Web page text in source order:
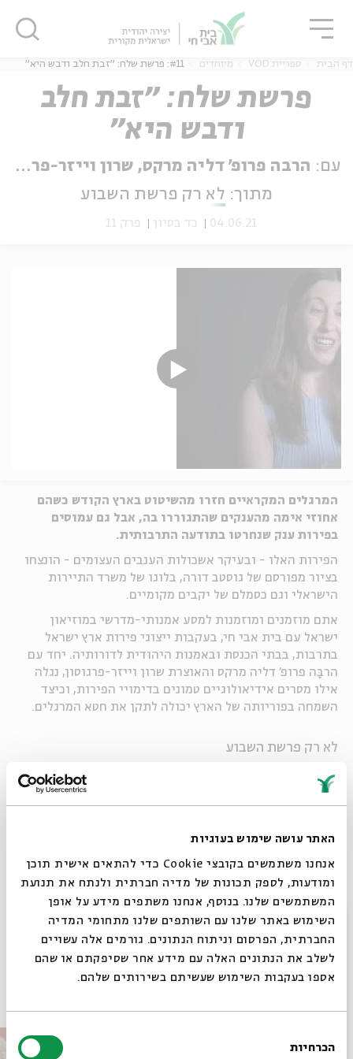
האתר עושה שימוש בעוגיות
אנחנו משתמשים בקובצי Cookie כדי להתאים אישית תוכן
ומודעות, לספק תכונות של מדיה חברתית ולנתח את תנועת
המשתמשים שלנו. בנוסף, אנחנו משתפים מידע על אופן
השימוש באתר שלנו עם השותפים שלנו מתחומי המדיה
החברתית, הפרסום וניתוח הנתונים. גורמים אלה עשויים
לשלב את הנתונים האלה עם מידע אחר שסיפקתם או שהם
אספו בעקבות השימוש שעשיתם בשירותים שלהם.
הסכמה
הכרחיות
אנגלית
דף הבית ספריית VOD מיוחדים #11: פרשת שלח: "זבת חלב ודבש היא"
פרשת שלח: "זבת חלב
ודבש היא"
עם: הרבה פרופ' דליה מרקס, שרון וייזר-פרגוסון
מתוך: לא רק פרשת השבוע
04.06.21 כד בסיון פרק 11
המרגלים המקראיים חזרו מהשיטוט בארץ הקודש כשהם
אחוזי אימה מהענקים שהתגוררו בה, אבל גם עמוסים
בפירות ענק שנחרטו בתודעה התרבותית.
הפירות האלו - ובעיקר אשכולות הענבים העצומים - הונצחו
בציור מפורסם של גוסטב דורה, בלוגו של משרד התיירות
הישראלי וגם כסמלם של יקבים מקומיים.
אתם מוזמנים ומוזמנות למסע אמנותי-מדרשי במוזיאון
ישראל עם בית אבי חי, בעקבות ייצוגי פירות ארץ ישראל
בתרבות, בבתי הכנסת ובאמנות היהודית לדורותיה. יחד עם
הרבָּה פרופ' דליה מרקס והאוצרת שרון וייזר-פרגוסון, נגלה
אילו מסרים אידיאולוגיים טמונים בדימויי הפירות, וכיצד
השמחה בפוריותה של הארץ יכולה לתקן את חטא המרגלים.
לא רק פרשת השבוע
מתוך האירוע "פרשת שלח: "זבת חלב ודבש היא""
שיתוף
תגיות: מוזיאון ישראל פרשת שבוע אומנות
סגור
סגור